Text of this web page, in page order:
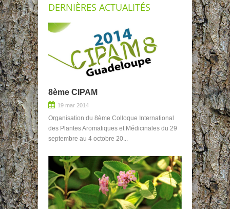
DERNIÈRES ACTUALITÉS
8ème CIPAM
19 mar 2014
Organisation du 8ème Colloque International
des Plantes Aromatiques et Médicinales du 29
septembre au 4 octobre 20...